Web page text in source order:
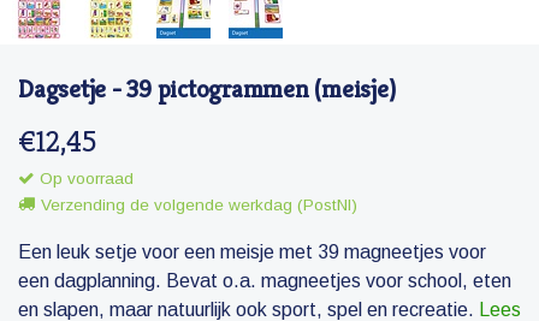
Dagsetje - 39 pictogrammen (meisje)
€12,45
Op voorraad
Verzending de volgende werkdag (PostNl)
Een leuk setje voor een meisje met 39 magneetjes voor
een dagplanning. Bevat o.a. magneetjes voor school, eten
en slapen, maar natuurlijk ook sport, spel en recreatie. Lees